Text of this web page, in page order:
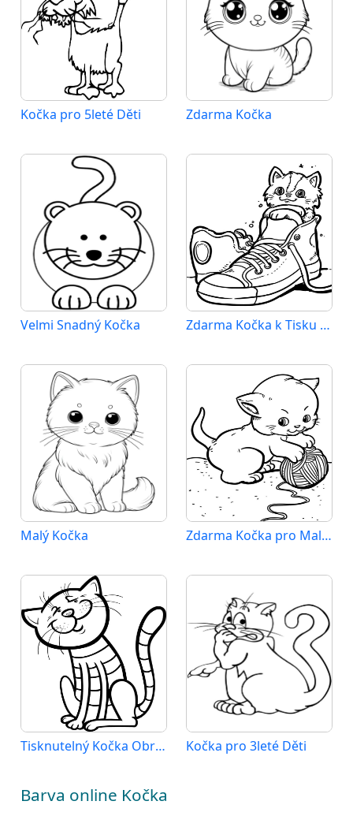
Kočka pro 5leté Děti Zdarma Kočka
Velmi Snadný Kočka Zdarma Kočka k Tisku pro Děti
Malý Kočka Zdarma Kočka pro Malé Děti
Tisknutelný Kočka Obrázek pro Děti Kočka pro 3leté Děti
Barva online Kočka